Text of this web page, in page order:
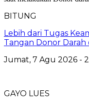
BITUNG
Lebih dari Tugas
Tangan Donor Darah
Jumat, 7 Agu 2026 -
GAYO LUES